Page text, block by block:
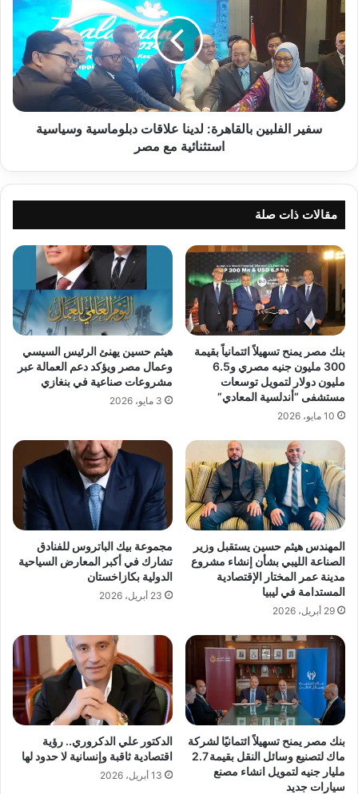
بالقاهرة:
علاقات
دبلوماسية
وسياسية
استثنائية
مع
سفير الفلبين بالقاهرة: لدينا علاقات دبلوماسية وسياسية
استثنائية مع مصر
مقالات ذات صلة
بنك مصر يمنح تسهيلاً ائتمانياً بقيمة
300 مليون جنيه مصري و6.5
مليون دولار لتمويل توسعات
مستشفى “أندلسية المعادي”
10 مايو، 2026
هيثم حسين يهنئ الرئيس السيسي
وعمال مصر ويؤكد دعم العمالة عبر
مشروعات صناعية في بنغازي
3 مايو، 2026
المهندس هيثم حسين يستقبل وزير
الصناعة الليبي بشأن إنشاء مشروع
مدينة عمر المختار الإقتصادية
المستدامة في ليبيا
29 أبريل، 2026
مجموعة بيك الباتروس للفنادق
تشارك في أكبر المعارض السياحية
الدولية بكازاخستان
23 أبريل، 2026
بنك مصر يمنح تسهيلاً ائتمانيًا لشركة
ماك لتصنيع وسائل النقل بقيمة 2.7
مليار جنيه لتمويل انشاء مصنع
سيارات جديد
الدكتور علي الدكروري.. رؤية
اقتصادية ثاقبة وإنسانية لا حدود لها
13 أبريل، 2026